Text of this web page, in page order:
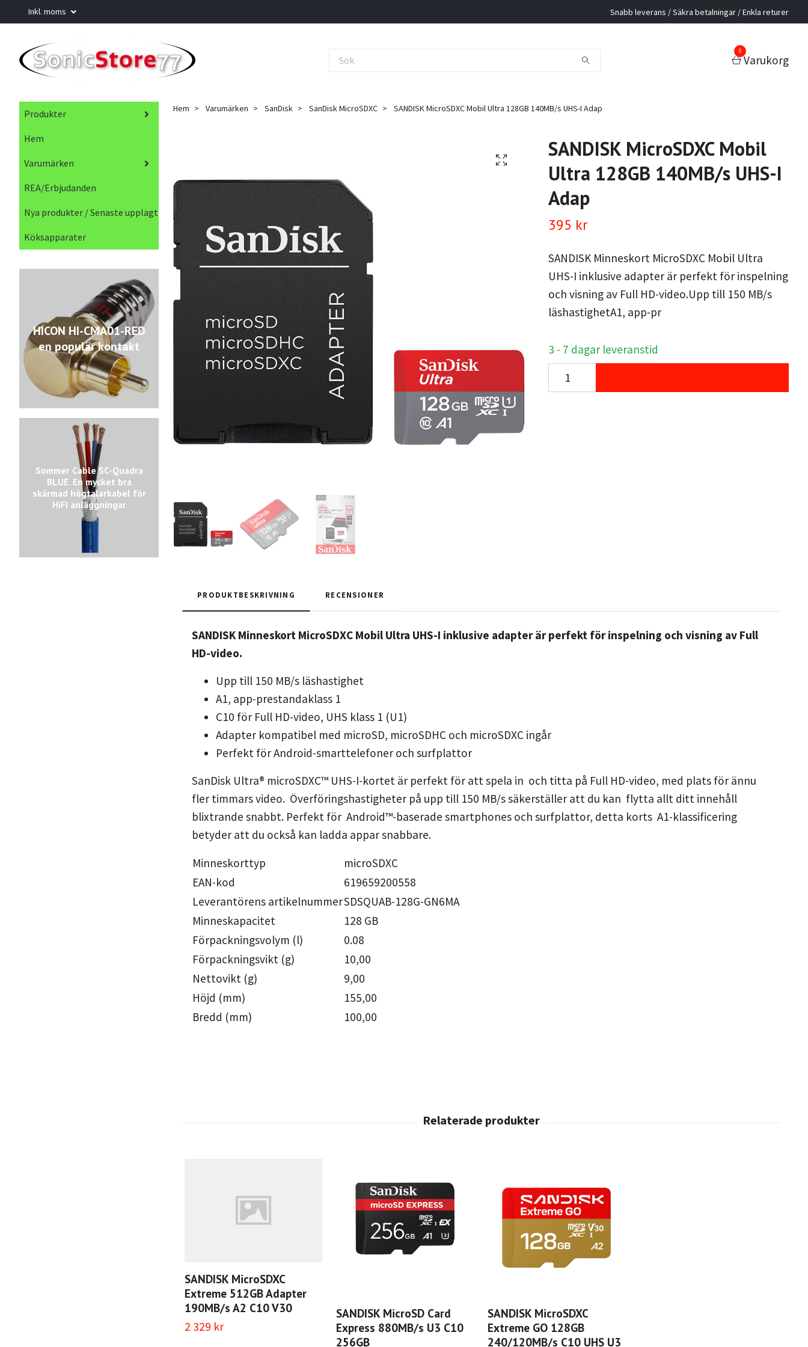
Inkl. moms Snabb leverans / Säkra betalningar / Enkla returer
0
Varukorg
Produkter
Hem
Varumärken
REA/Erbjudanden
Nya produkter / Senaste upplagt
Köksapparater
HICON HI-CMA01-RED
en populär kontakt
Sommer Cable SC-Quadra
BLUE. En mycket bra
skärmad högtalarkabel för
HiFI anläggningar
Hem Varumärken SanDisk SanDisk MicroSDXC SANDISK MicroSDXC Mobil Ultra 128GB 140MB/s UHS-I Adap
SANDISK MicroSDXC Mobil
Ultra 128GB 140MB/s UHS-I
Adap
395 kr
SANDISK Minneskort MicroSDXC Mobil Ultra
UHS-I inklusive adapter är perfekt för inspelning
och visning av Full HD-video.Upp till 150 MB/s
läshastighetA1, app-pr
3 - 7 dagar leveranstid
PRODUKTBESKRIVNING RECENSIONER
SANDISK Minneskort MicroSDXC Mobil Ultra UHS-I inklusive adapter är perfekt för inspelning och visning av Full
HD-video.
Upp till 150 MB/s läshastighet
A1, app-prestandaklass 1
C10 för Full HD-video, UHS klass 1 (U1)
Adapter kompatibel med microSD, microSDHC och microSDXC ingår
Perfekt för Android-smarttelefoner och surfplattor
SanDisk Ultra® microSDXC™ UHS-I-kortet är perfekt för att spela in och titta på Full HD-video, med plats för ännu
fler timmars video. Överföringshastigheter på upp till 150 MB/s säkerställer att du kan flytta allt ditt innehåll
blixtrande snabbt. Perfekt för Android™-baserade smartphones och surfplattor, detta korts A1-klassificering
betyder att du också kan ladda appar snabbare.
Minneskorttyp
microSDXC
EAN-kod
619659200558
Leverantörens artikelnummerSDSQUAB-128G-GN6MA
Minneskapacitet
128 GB
Förpackningsvolym (l)
0.08
Förpackningsvikt (g)
10,00
Nettovikt (g)
9,00
Höjd (mm)
155,00
Bredd (mm)
100,00
SANDISK MicroSDXC
Extreme 512GB Adapter
190MB/s A2 C10 V30
2 329 kr
SANDISK MicroSD Card
Express 880MB/s U3 C10
256GB
SANDISK MicroSDXC
Extreme GO 128GB
240/120MB/s C10 UHS U3